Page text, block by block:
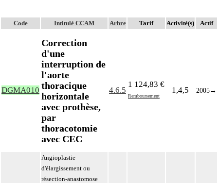
Code Intitulé CCAM Arbre Tarif Activité(s) Actif
DGMA010
Correction
d'une
interruption de
l'aorte
thoracique
horizontale
avec prothèse,
par
thoracotomie
avec CEC
4.6.5
1 124,83 €
Remboursement
1,4,5 2005→
Angioplastie
d'élargissement ou
résection-anastomose